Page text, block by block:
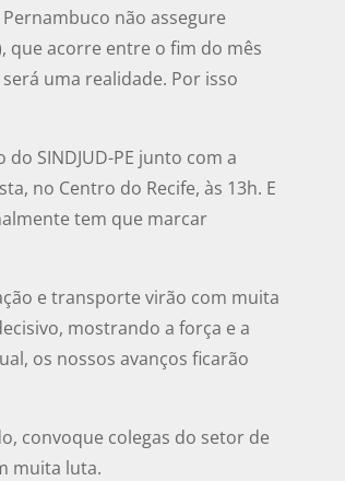
não assegure
que acorre entre o fim do mês
uma realidade. Por isso
SINDJUD-PE junto com a
no Centro do Recife, às 13h. E
tem que marcar
e transporte virão com muita
mostrando a força e a
os nossos avanços ficarão
convoque colegas do setor de
muita luta.